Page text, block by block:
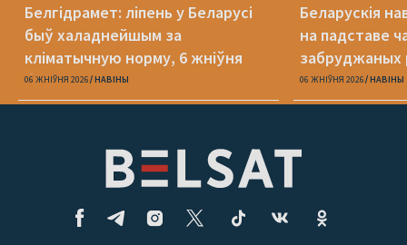
Белгідрамет: ліпень у Беларусі
быў халаднейшым за
кліматычную норму, 6 жніўня
будзе +40°С
06 ЖНІЎНЯ 2026 НАВІНЫ
Беларускія
на падставе
забруджаных
06 ЖНІЎНЯ 2026 НАВІНЫ